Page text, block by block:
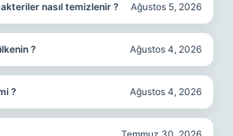
nasıl temizlenir ? Ağustos 5, 2026
? Ağustos 4, 2026
? Ağustos 4, 2026